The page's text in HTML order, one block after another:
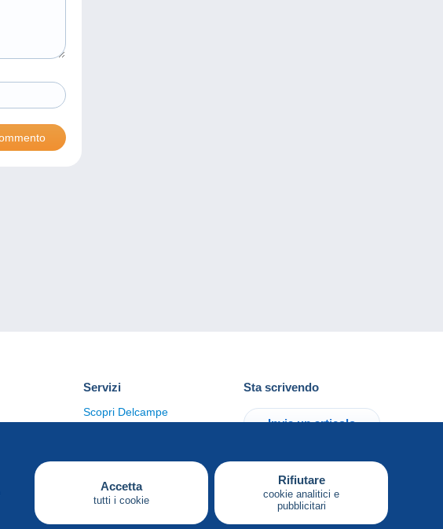
Accetta
tutti i cookie
Rifiutare
cookie analitici e
pubblicitari
Servizi
Scopri Delcampe
Sta scrivendo
Invia un articolo
Italiano